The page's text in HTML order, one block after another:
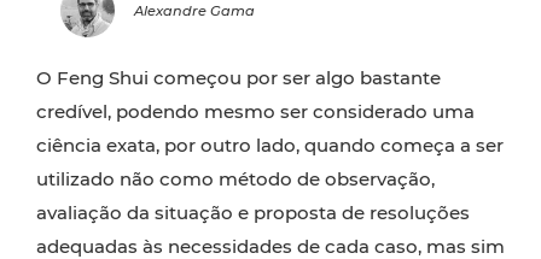
Alexandre Gama
O Feng Shui começou por ser algo bastante
credível, podendo mesmo ser considerado uma
ciência exata, por outro lado, quando começa a ser
utilizado não como método de observação,
avaliação da situação e proposta de resoluções
adequadas às necessidades de cada caso, mas sim